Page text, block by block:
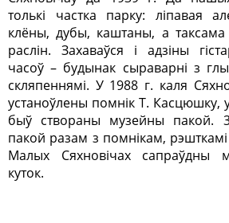
толькі частка парку: ліпавая
клёны, дубы, каштаны, а
раслін. Захаваўся і адзіны
часоў – будынак сыраварні з
скляпеннямі. У 1988 г. каля
устаноўлены помнік Т. Касцюшку,
быў створаны музейны пакой.
пакой разам з помнікам,
Малых Сяхновічах сапраўдны
куток.